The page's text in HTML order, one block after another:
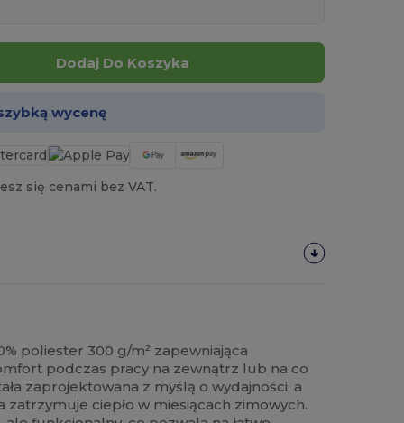
Dodaj Do Koszyka
wycenę
się cenami bez VAT.
poliester 300 g/m² zapewniająca
podczas pracy na zewnątrz lub na co
zaprojektowana z myślą o wydajności, a
ciepło w miesiącach zimowych.